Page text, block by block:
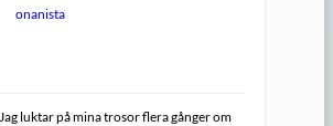
onanista
Jag luktar på mina trosor flera gånger om